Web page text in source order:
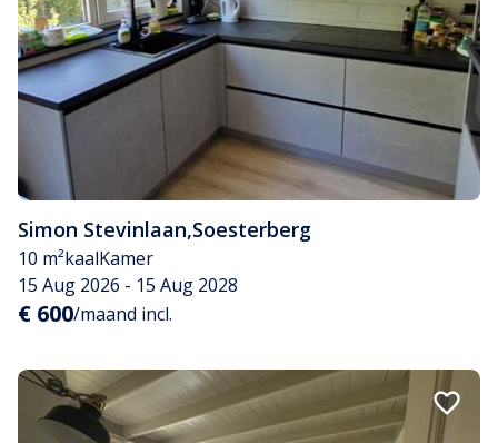
Simon Stevinlaan,Soesterberg
10 m²kaalKamer
15 Aug 2026 - 15 Aug 2028
€ 600/maand incl.